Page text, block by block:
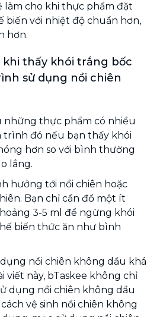
làm cho khi thực phẩm đặt
biến với nhiệt độ chuẩn hơn,
hơn.
khi thấy khói trắng bốc
sử dụng nồi chiên
những thực phẩm có nhiều
trình đó nếu bạn thấy khói
hơn so với bình thường
lắng.
hưởng tới nồi chiên hoặc
Bạn chỉ cần đổ một ít
3-5 ml để ngừng khói
biến thức ăn như bình
nồi chiên không dầu khá
viết này, bTaskee không chỉ
dụng nồi chiên không dầu
vệ sinh nồi chiên không